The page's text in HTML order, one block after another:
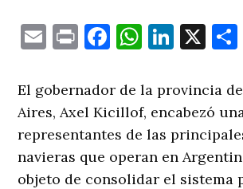
EmailPrintFacebook
X
El gobernador de la provincia
Aires, Axel Kicillof, encabezó
representantes de las
navieras que operan en
objeto de consolidar el sistema